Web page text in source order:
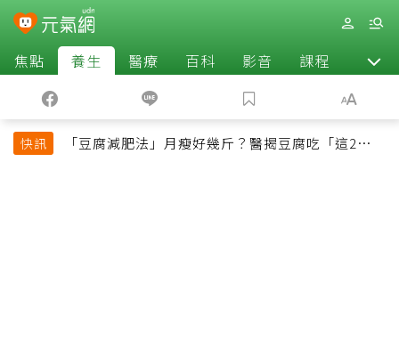
焦點 養生 醫療 百科 影音 課程 退休
快訊
「豆腐減肥法」月瘦好幾斤？醫揭豆腐吃「這2種最